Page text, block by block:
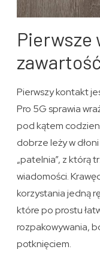
Pierwsze
Pierwszy kontakt
Pro 5G sprawia
pod kątem
dobrze leży w
„patelnia”, z którą
wiadomości.
korzystania jedną
które po prostu
rozpakowywania,
potknięciem.